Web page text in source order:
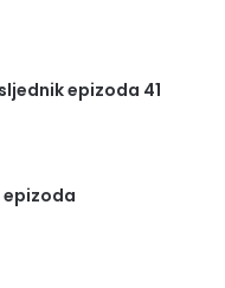
epizoda 41
epizoda